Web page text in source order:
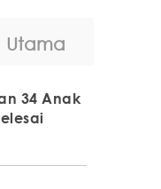
Utama
34 Anak